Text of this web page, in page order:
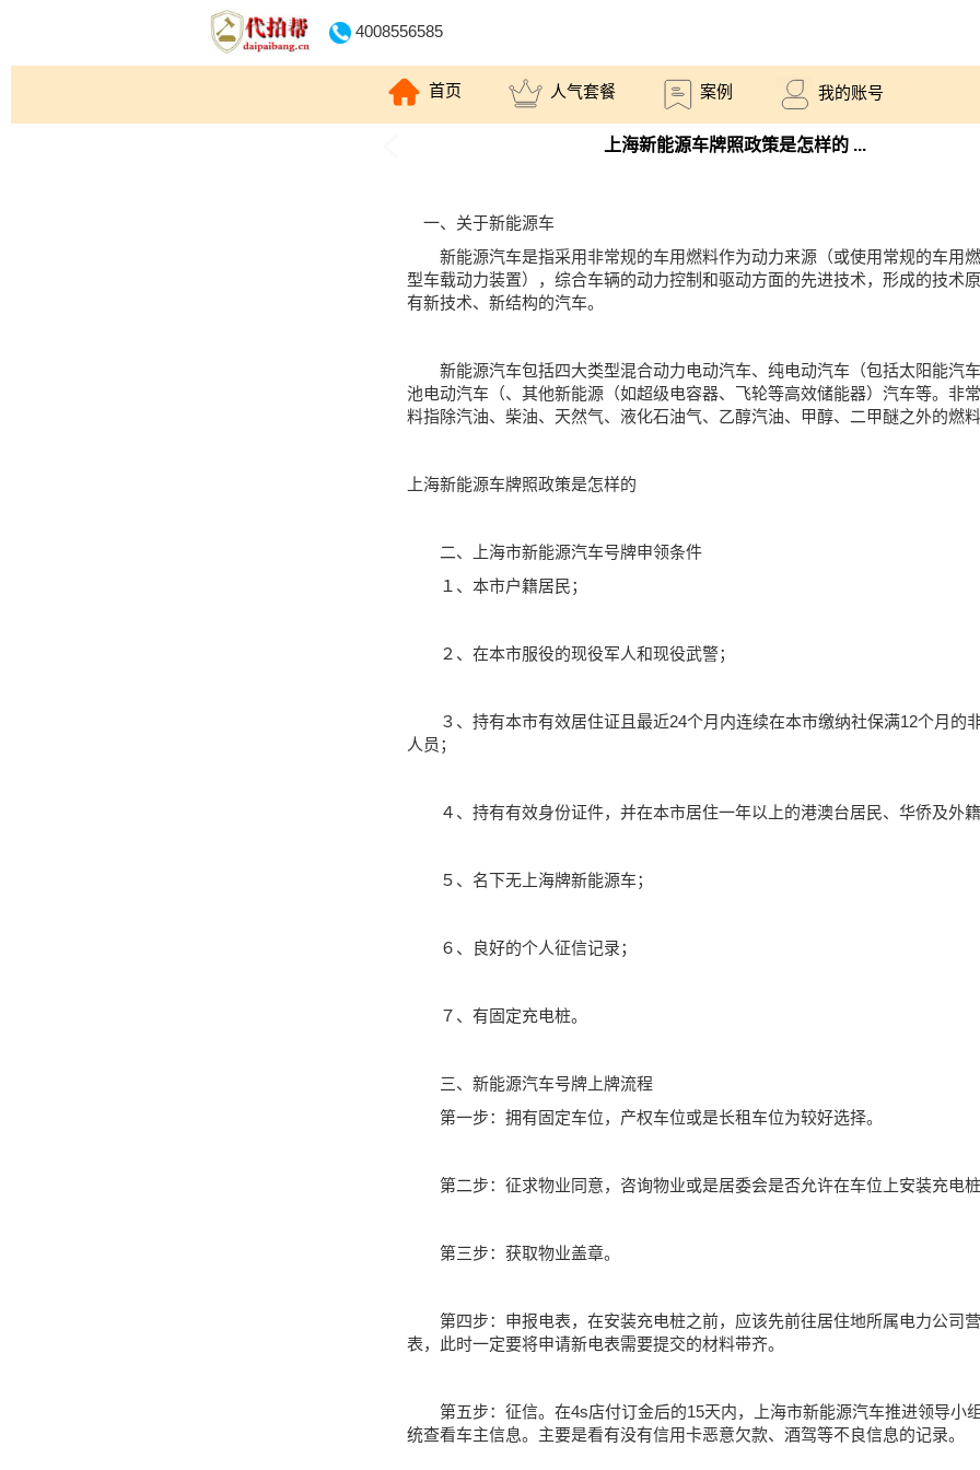
4008556585
首页 人气套餐 案例 我的账号
上海新能源车牌照政策是怎样的 ...
一、关于新能源车
新能源汽车是指采用非常规的车用燃料作为动力来源（或使用常规的车用
型车载动力装置），综合车辆的动力控制和驱动方面的先进技术，形成的技术
有新技术、新结构的汽车。
新能源汽车包括四大类型混合动力电动汽车、纯电动汽车（包括太阳能汽
池电动汽车（、其他新能源（如超级电容器、飞轮等高效储能器）汽车等。非
料指除汽油、柴油、天然气、液化石油气、乙醇汽油、甲醇、二甲醚之外的燃料
上海新能源车牌照政策是怎样的
二、上海市新能源汽车号牌申领条件
１、本市户籍居民；
２、在本市服役的现役军人和现役武警；
３、持有本市有效居住证且最近24个月内连续在本市缴纳社保满12个月的
人员；
４、持有有效身份证件，并在本市居住一年以上的港澳台居民、华侨及外籍
５、名下无上海牌新能源车；
６、良好的个人征信记录；
７、有固定充电桩。
三、新能源汽车号牌上牌流程
第一步：拥有固定车位，产权车位或是长租车位为较好选择。
第二步：征求物业同意，咨询物业或是居委会是否允许在车位上安装充电桩
第三步：获取物业盖章。
第四步：申报电表，在安装充电桩之前，应该先前往居住地所属电力公司
表，此时一定要将申请新电表需要提交的材料带齐。
第五步：征信。在4s店付订金后的15天内，上海市新能源汽车推进领导小
统查看车主信息。主要是看有没有信用卡恶意欠款、酒驾等不良信息的记录。